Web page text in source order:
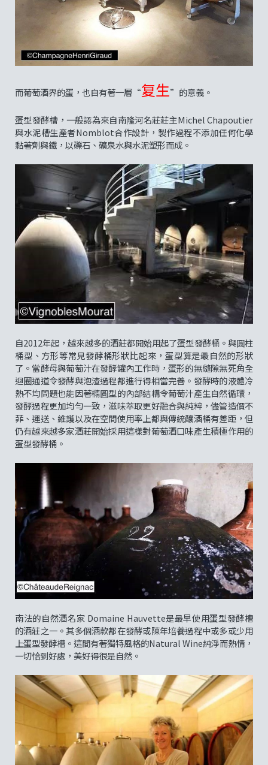
而葡萄酒界的蛋，也自有著一層“复生”的意義。
蛋型發酵槽，一般認為來自南隆河名莊莊主Michel Chapoutier
與水泥槽生產者Nomblot合作設計，製作過程不添加任何化學
黏著劑與鐵，以礫石、礦泉水與水泥塑形而成。
自2012年起，越來越多的酒莊都開始用起了蛋型發酵桶。與圓柱
桶型、方形等常見發酵桶形狀比起來，蛋型算是最自然的形狀
了。當酵母與葡萄汁在發酵罐內工作時，蛋形的無縫隙無死角全
迴圈通道令發酵與泡渣過程都進行得相當完善。發酵時的液體冷
熱不均問題也能因著橢圓型的內部結構令葡萄汁產生自然循環，
發酵過程更加均勻一致，滋味萃取更好融合與純粹，儘管造價不
菲、運送、維護以及在空間使用率上都與傳統釀酒桶有差距，但
仍有越來越多家酒莊開始採用這樣對葡萄酒口味產生積極作用的
蛋型發酵桶。
南法的自然酒名家 Domaine Hauvette是最早使用蛋型發酵槽
的酒莊之一。其多個酒款都在發酵或陳年培養過程中或多或少用
上蛋型發酵槽。這間有著獨特風格的Natural Wine純淨而熱情，
一切恰到好處，美好得很是自然。